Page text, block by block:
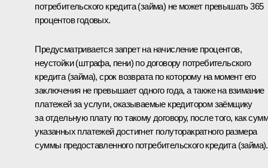
потребительского кредита (займа) не может превышать 365
процентов годовых.
Предусматривается запрет на начисление процентов,
неустойки (штрафа, пени) по договору потребительского
кредита (займа), срок возврата по которому на момент его
заключения не превышает одного года, а также на взимание
платежей за услуги, оказываемые кредитором заёмщику
за отдельную плату по такому договору, после того, как
указанных платежей достигнет полуторакратного размера
суммы предоставленного потребительского кредита (займа).